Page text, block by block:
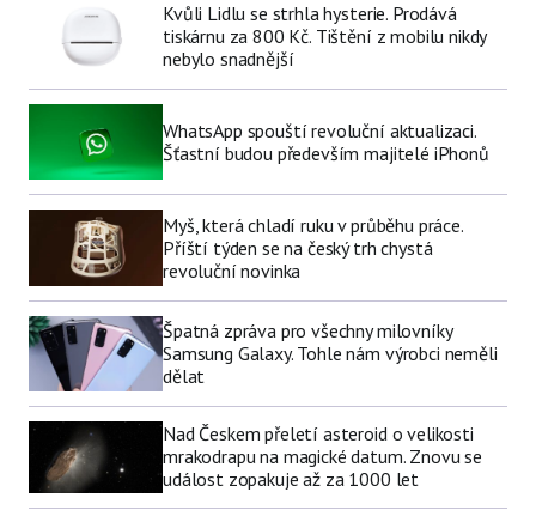
Kvůli Lidlu se strhla hysterie. Prodává
tiskárnu za 800 Kč. Tištění z mobilu nikdy
nebylo snadnější
WhatsApp spouští revoluční aktualizaci.
Šťastní budou především majitelé iPhonů
Myš, která chladí ruku v průběhu práce.
Příští týden se na český trh chystá
revoluční novinka
Špatná zpráva pro všechny milovníky
Samsung Galaxy. Tohle nám výrobci neměli
dělat
Nad Českem přeletí asteroid o velikosti
mrakodrapu na magické datum. Znovu se
událost zopakuje až za 1000 let